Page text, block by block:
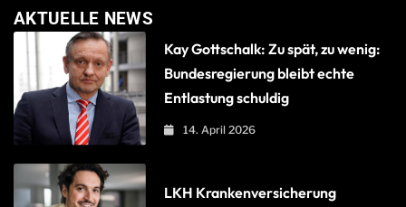
AKTUELLE NEWS
Kay Gottschalk: Zu spät, zu wenig:
Bundesregierung bleibt echte
Entlastung schuldig
14. April 2026
LKH Krankenversicherung